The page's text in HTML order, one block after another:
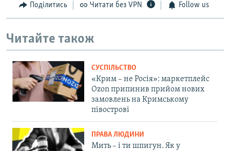
Поділитись Читати без VPN Follow us
Читайте також
СУСПІЛЬСТВО
«Крим – не Росія»: маркетплейс
Ozon припинив прийом нових
замовлень на Кримському
півострові
ПРАВА ЛЮДИНИ
Мить – і ти шпигун. Як у